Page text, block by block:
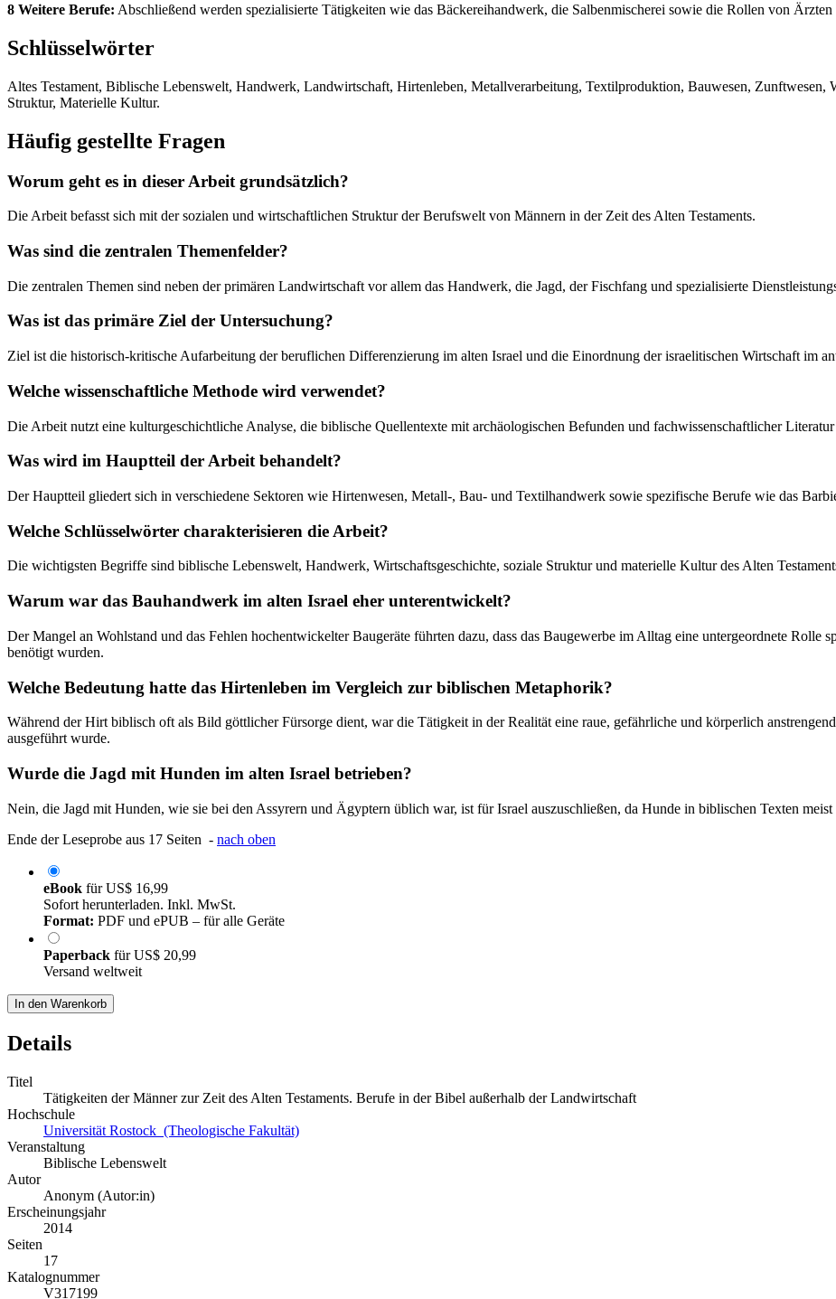
8 Weitere Berufe: Abschließend werden spezialisierte Tätigkeiten wie das Bäckereihandwerk, die Salbenmischerei sowie die Rollen von
Schlüsselwörter
Altes Testament, Biblische Lebenswelt, Handwerk, Landwirtschaft, Hirtenleben, Metallverarbeitung, Textilproduktion, Bauwesen, Zunftwesen,
Struktur, Materielle Kultur.
Häufig gestellte Fragen
Worum geht es in dieser Arbeit grundsätzlich?
Die Arbeit befasst sich mit der sozialen und wirtschaftlichen Struktur der Berufswelt von Männern in der Zeit des Alten Testaments.
Was sind die zentralen Themenfelder?
Die zentralen Themen sind neben der primären Landwirtschaft vor allem das Handwerk, die Jagd, der Fischfang und spezialisierte
Was ist das primäre Ziel der Untersuchung?
Ziel ist die historisch-kritische Aufarbeitung der beruflichen Differenzierung im alten Israel und die Einordnung der israelitischen Wirtschaft im
Welche wissenschaftliche Methode wird verwendet?
Die Arbeit nutzt eine kulturgeschichtliche Analyse, die biblische Quellentexte mit archäologischen Befunden und fachwissenschaftlicher
Was wird im Hauptteil der Arbeit behandelt?
Der Hauptteil gliedert sich in verschiedene Sektoren wie Hirtenwesen, Metall-, Bau- und Textilhandwerk sowie spezifische Berufe wie das
Welche Schlüsselwörter charakterisieren die Arbeit?
Die wichtigsten Begriffe sind biblische Lebenswelt, Handwerk, Wirtschaftsgeschichte, soziale Struktur und materielle Kultur des Alten
Warum war das Bauhandwerk im alten Israel eher unterentwickelt?
Der Mangel an Wohlstand und das Fehlen hochentwickelter Baugeräte führten dazu, dass das Baugewerbe im Alltag eine untergeordnete Rolle
benötigt wurden.
Welche Bedeutung hatte das Hirtenleben im Vergleich zur biblischen Metaphorik?
Während der Hirt biblisch oft als Bild göttlicher Fürsorge dient, war die Tätigkeit in der Realität eine raue, gefährliche und körperlich
ausgeführt wurde.
Wurde die Jagd mit Hunden im alten Israel betrieben?
Nein, die Jagd mit Hunden, wie sie bei den Assyrern und Ägyptern üblich war, ist für Israel auszuschließen, da Hunde in biblischen Texten
Ende der Leseprobe aus 17 Seiten - nach oben
eBook fürUS$ 16,99
Sofort herunterladen. Inkl. MwSt.
Format: PDF und ePUB – für alle Geräte
Paperback fürUS$ 20,99
Versand weltweit
In den Warenkorb
Details
Titel
Tätigkeiten der Männer zur Zeit des Alten Testaments. Berufe in der Bibel außerhalb der Landwirtschaft
Hochschule
Universität Rostock (Theologische Fakultät)
Veranstaltung
Biblische Lebenswelt
Autor
Anonym (Autor:in)
Erscheinungsjahr
2014
Seiten
17
Katalognummer
V317199